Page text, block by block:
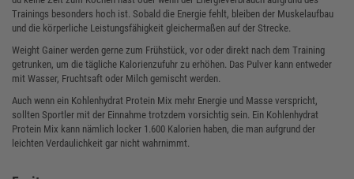
Trainings besonders hoch ist. Sobald die Energie fehlt, bleiben der Muskelaufbau
und die körperliche Leistungsfähigkeit gleichermaßen auf der Strecke.
Weight Gainer werden gerne zum Frühstück, vor oder direkt nach dem Training
getrunken, um die tägliche Kalorienzufuhr zu erhöhen. Das Pulver kann entweder
mit Wasser, Fruchtsaft oder Milch gemischt werden.
Auch wenn ein Kohlenhydrat Protein Mix mehr Energie und Masse verspricht,
sollten Sportler mit der Einnahme trotzdem vorsichtig sein. Ein Kohlenhydrat
Protein Mix kann nämlich locker 1.600 Kalorien haben, die man aufgrund der
leichten Verdaulichkeit gar nicht wahrnimmt.